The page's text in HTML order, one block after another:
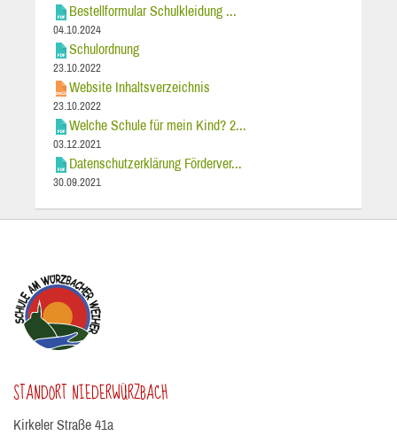
Bestellformular Schulkleidung ...
04.10.2024
Schulordnung
23.10.2022
Website Inhaltsverzeichnis
23.10.2022
Welche Schule für mein Kind? 2...
03.12.2021
Datenschutzerklärung Förderver...
30.09.2021
STANDORT NIEDERWÜRZBACH
Kirkeler Straße 41a